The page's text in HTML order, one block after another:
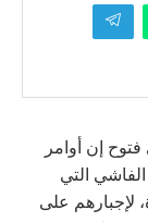
إن أوامر
التي
لإجبارهم على